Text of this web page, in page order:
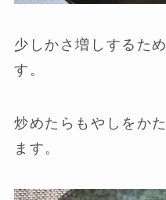
少しかさ増しするた
す。
炒めたらもやしをか
ます。